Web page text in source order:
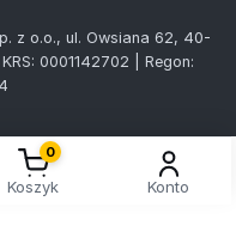
z o.o., ul. Owsiana 62, 40-
0001142702 | Regon:
0
Koszyk Konto